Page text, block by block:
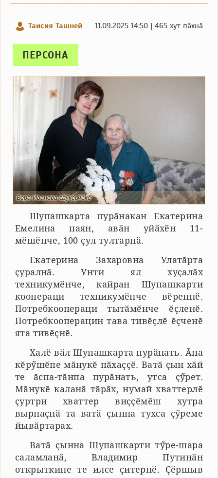
Таисия Ташней 11.09.2025 14:50 | 465 хут пӑхнӑ
ПЕРСОНА
Вера Иванова сӑнӳкерчӗкӗ
Шупашкарта пурӑнакан Екатерина
Емелина паян, авӑн уйӑхӗн 11-
мӗшӗнче, 100 ҫул тултарнӑ.
Екатерина Захаровна Улатӑрта
ҫуралнӑ. Унти ял хуҫалӑх
техникумӗнче, кайран Шупашкарти
коопераци техникумӗнче вӗреннӗ.
Потребкоопераци тытӑмӗнче ӗҫленӗ.
Потребкооперацин тава тивӗҫлӗ ӗҫченӗ
ята тивӗҫнӗ.
Халӗ вӑл Шупашкарта пурӑнать. Ӑна
кӗрӳшӗпе мӑнукӗ пӑхаҫҫӗ. Ватӑ ҫын хӑй
те ӑспа-тӑнпа пурӑнать, утса ҫӳрет.
Мӑнукӗ каланӑ тӑрӑх, нумай хваттерлӗ
ҫуртри хваттер виҫҫӗмӗш хутра
вырнаҫнӑ та ватӑ ҫынна тухса ҫӳреме
йывӑртарах.
Ватӑ ҫынна Шупашкарти тӳре-шара
саламланӑ, Владимир Путинӑн
открыткине те илсе ҫитернӗ. Ҫӗршыв